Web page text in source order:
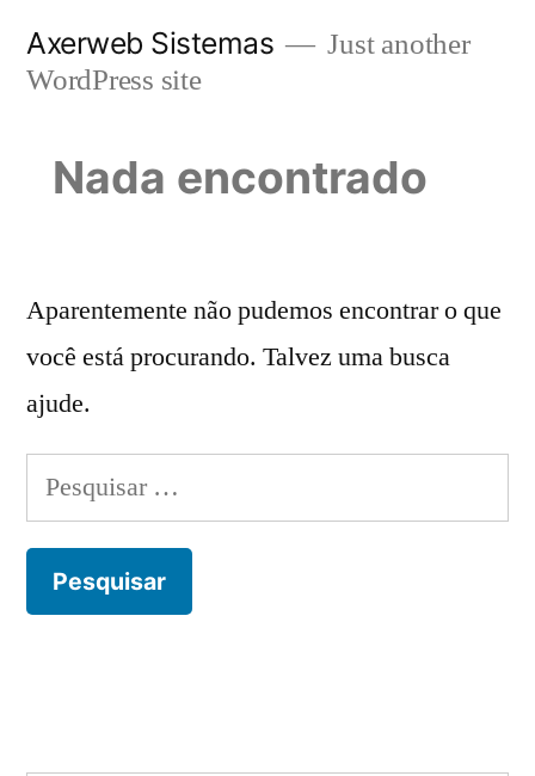
para
conteúdo
Axerweb Sistemas
Just another
WordPress site
Nada encontrado
Aparentemente não pudemos encontrar o que
você está procurando. Talvez uma busca
ajude.
Pesquisar
por: